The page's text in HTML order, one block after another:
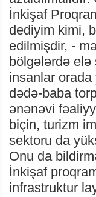
İnkişaf
dediyim kimi,
edilmişdir, -
bölgələrdə elə
insanlar orada
dədə-baba
ənənəvi
biçin, turizm
sektoru da
Onu da
İnkişaf
infrastruktur